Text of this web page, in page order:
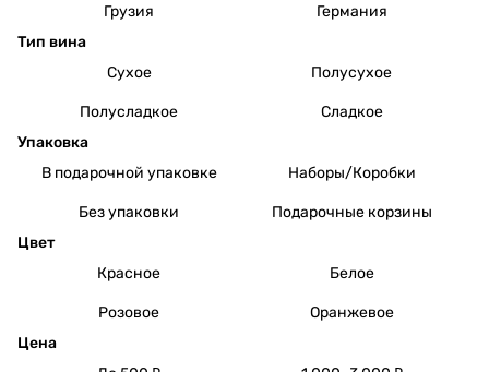
Грузия
Германия
Тип вина
Сухое
Полусухое
Полусладкое
Сладкое
Упаковка
В подарочной упаковке
Наборы/Коробки
Без упаковки
Подарочные корзины
Цвет
Красное
Белое
Розовое
Оранжевое
Цена